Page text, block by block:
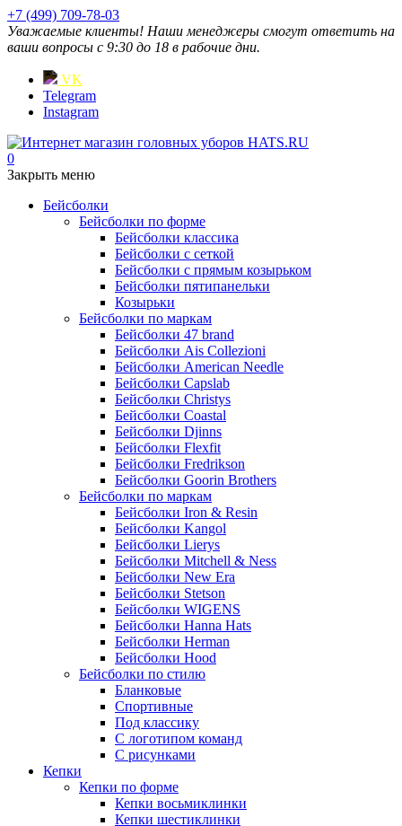
+7 (499) 709-78-03
Уважаемые клиенты! Наши менеджеры смогут ответить на
ваши вопросы с 9:30 до 18 в рабочие дни.
VK
Telegram
Instagram
0
Закрыть меню
Бейсболки
Бейсболки по форме
Бейсболки классика
Бейсболки с сеткой
Бейсболки с прямым козырьком
Бейсболки пятипанельки
Козырьки
Бейсболки по маркам
Бейсболки 47 brand
Бейсболки Ais Collezioni
Бейсболки American Needle
Бейсболки Capslab
Бейсболки Christys
Бейсболки Coastal
Бейсболки Djinns
Бейсболки Flexfit
Бейсболки Fredrikson
Бейсболки Goorin Brothers
Бейсболки по маркам
Бейсболки Iron & Resin
Бейсболки Kangol
Бейсболки Lierys
Бейсболки Mitchell & Ness
Бейсболки New Era
Бейсболки Stetson
Бейсболки WIGENS
Бейсболки Hanna Hats
Бейсболки Herman
Бейсболки Hood
Бейсболки по стилю
Бланковые
Спортивные
Под классику
С логотипом команд
С рисунками
Кепки
Кепки по форме
Кепки восьмиклинки
Кепки шестиклинки